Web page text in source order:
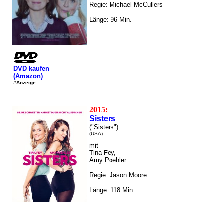
Regie: Michael McCullers
Länge: 96 Min.
DVD kaufen
(Amazon)
#Anzeige
2015:
Sisters
("Sisters")
(USA)
mit
Tina Fey,
Amy Poehler
Regie: Jason Moore
Länge: 118 Min.